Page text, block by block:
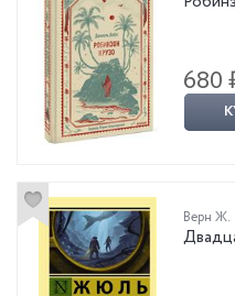
680
Верн Ж.